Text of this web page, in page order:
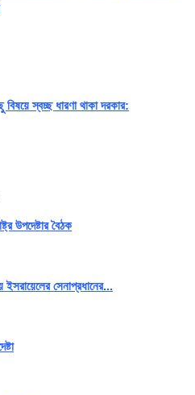
স্বচ্ছ ধারণা থাকা দরকার:
উপদেষ্টার বৈঠক
ইসরায়েলের সেনাপ্রধানের...